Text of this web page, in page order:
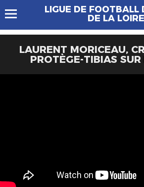
LIGUE DE FOOTBALL
DE LA LOIRE
LAURENT MORICEAU,
PROTÈGE-TIBIAS SUR